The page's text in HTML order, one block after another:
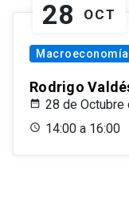
28 OCT
Macroeconomía
Rodrigo
28 de Octubre
14:00 a 16:00